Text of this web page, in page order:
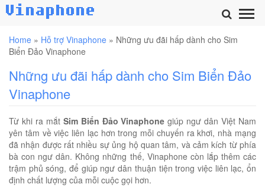
Home » Hỗ trợ Vinaphone » Những ưu đãi hấp dành cho Sim
Biển Đảo Vinaphone
Những ưu đãi hấp dành cho Sim Biển Đảo
Vinaphone
Từ khi ra mắt Sim Biển Đảo Vinaphone giúp ngư dân Việt Nam
yên tâm về việc liên lạc hơn trong mỗi chuyến ra khơi, nhà mạng
đã nhận được rất nhiều sự ủng hộ quan tâm, và cảm kích từ phía
bà con ngư dân. Không những thế, Vinaphone còn lắp thêm các
trậm phủ sóng, để giúp ngư dân thuận tiện trong việc liên lạc, ổn
định chất lượng của mỗi cuộc gọi hơn.